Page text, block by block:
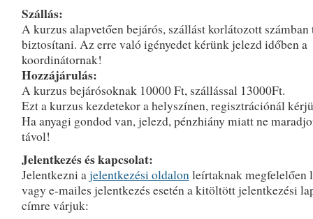
Szállás:
A kurzus alapvetően bejárós, szállást korlátozott számban
biztosítani. Az erre való igényedet kérünk jelezd időben a
koordinátornak!
Hozzájárulás:
A kurzus bejárósoknak 10000 Ft, szállással 13000Ft.
Ezt a kurzus kezdetekor a helyszínen, regisztrációnál
Ha anyagi gondod van, jelezd, pénzhiány miatt ne
távol!
Jelentkezés és kapcsolat:
Jelentkezni a jelentkezési oldalon leírtaknak megfelelően
vagy e-mailes jelentkezés esetén a kitöltött jelentkezési
címre várjuk: